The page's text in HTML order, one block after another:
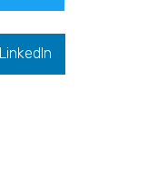
LinkedIn